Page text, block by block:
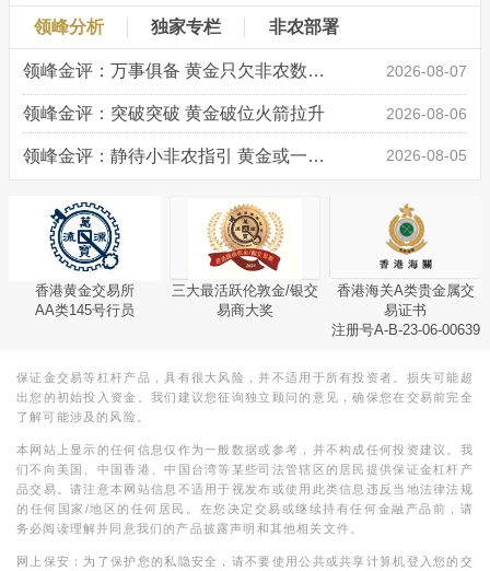
领峰分析 独家专栏 非农部署
领峰金评：万事俱备 黄金只欠非农数据“东风” 2026-08-07
领峰金评：突破突破 黄金破位火箭拉升 2026-08-06
领峰金评：静待小非农指引 黄金或一击破局 2026-08-05
香港黄金交易所
AA类145号行员
三大最活跃伦敦金/银交
易商大奖
香港海关A类贵金属交
易证书
注册号A-B-23-06-00639
保证金交易等杠杆产品，具有很大风险，并不适用于所有投资者。损失可能超
出您的初始投入资金。我们建议您征询独立顾问的意见，确保您在交易前完全
了解可能涉及的风险。
本网站上显示的任何信息仅作为一般数据或参考，并不构成任何投资建议。我
们不向美国、中国香港、中国台湾等某些司法管辖区的居民提供保证金杠杆产
品交易。请注意本网站信息不适用于视发布或使用此类信息违反当地法律法规
的任何国家/地区的任何居民。在您决定交易或继续持有任何金融产品前，请
务必阅读理解并同意我们的产品披露声明和其他相关文件。
网上保安：为了保护您的私隐安全，请不要使用公共或共享计算机登入您的交